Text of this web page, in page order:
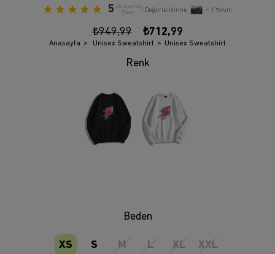
5 Ortalama
Puan
1 Değerlendirme • 1 Yorum
₺949,99 ₺712,99
Anasayfa Unisex Sweatshirt Unisex Sweatshirt
Beden
XS S M L XL XXL